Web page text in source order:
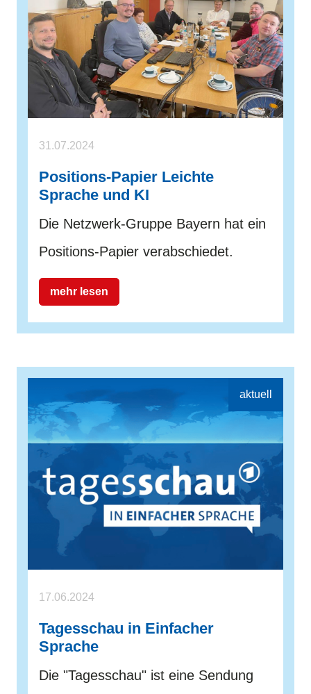
31.07.2024
Positions-Papier Leichte
Sprache und KI
Die Netzwerk-Gruppe Bayern hat ein
Positions-Papier verabschiedet.
mehr lesen
17.06.2024
Tagesschau in Einfacher
Sprache
Die "Tagesschau" ist eine Sendung